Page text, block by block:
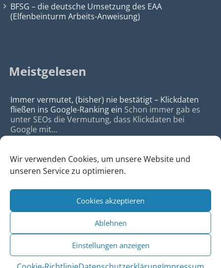
Wir verwenden Cookies, um unsere Website und
unseren Service zu optimieren.
Cookies akzeptieren
Ablehnen
Einstellungen anzeigen
BFSG – die deutsche Umsetzung des EAA
(Elfenbeinturm Arbeits-Anweisung)
Meistgelesen
Immer vermutet, (bisher) nie bestätigt – Klickdaten
fließen ins Google-Ranking ein Schon immer gab es
unter SEOs die Vermutung, dass Klickdaten bei
Google mit...
da Agency - Webagentur für Webdesign & SEO, Köln
•Webdesign Köln|SEO Köln|Sitemap|Impressum
|Datenschutz